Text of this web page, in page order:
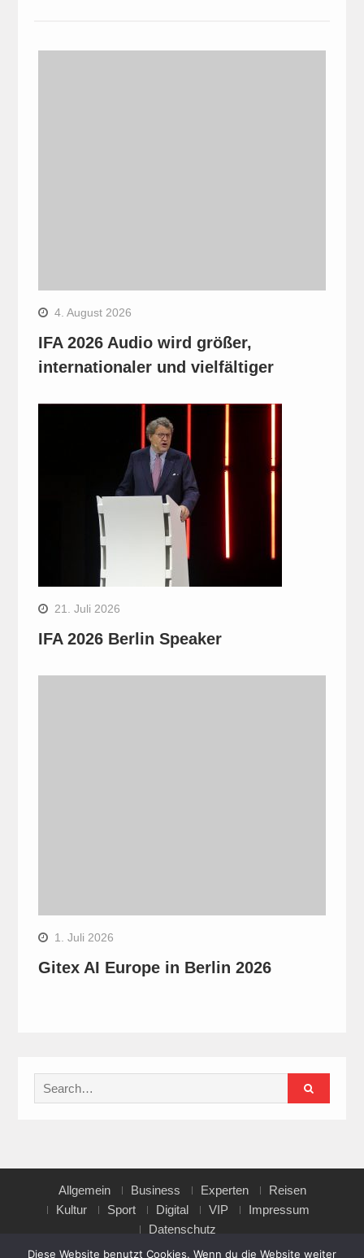
4. August 2026
IFA 2026 Audio wird größer,
internationaler und vielfältiger
21. Juli 2026
IFA 2026 Berlin Speaker
1. Juli 2026
Gitex AI Europe in Berlin 2026
Search
for:
Allgemein Business Experten
Reisen
Kultur
Sport Digital VIP
Impressum
Datenschutz
Diese Website benutzt Cookies. Wenn du die Website weiter